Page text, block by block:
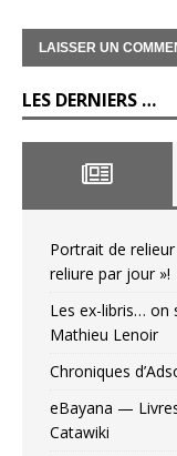
LES DERNIERS …
Portrait de
reliure par jour »!
Les ex-libris… on
Mathieu Lenoir
Chroniques
eBayana —
Catawiki